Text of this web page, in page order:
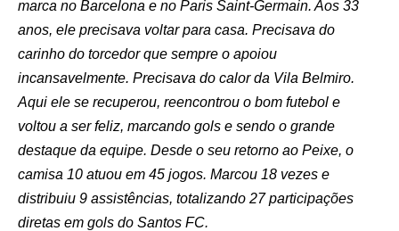
marca no Barcelona e no Paris Saint-Germain. Aos 33
anos, ele precisava voltar para casa. Precisava do
carinho do torcedor que sempre o apoiou
incansavelmente. Precisava do calor da Vila Belmiro.
Aqui ele se recuperou, reencontrou o bom futebol e
voltou a ser feliz, marcando gols e sendo o grande
destaque da equipe. Desde o seu retorno ao Peixe, o
camisa 10 atuou em 45 jogos. Marcou 18 vezes e
distribuiu 9 assistências, totalizando 27 participações
diretas em gols do Santos FC.